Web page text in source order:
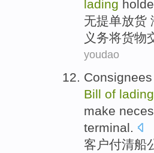
lading
无提单放货
义务将货物
youdao
Bill of lading
make
terminal.
客户付清船